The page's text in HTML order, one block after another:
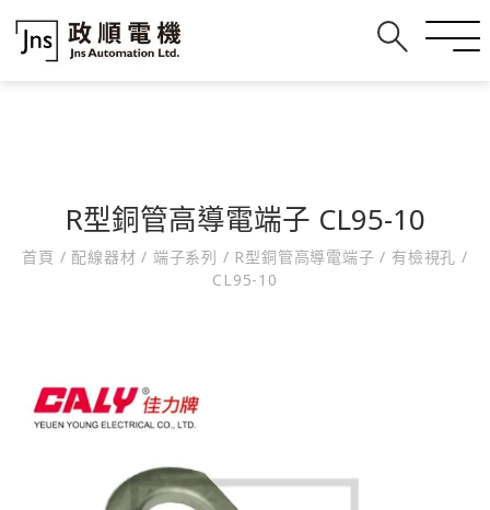
R型銅管高導電端子 CL95-10
首頁 / 配線器材/ 端子系列 / R型銅管高導電端子/ 有檢視孔/
CL95-10